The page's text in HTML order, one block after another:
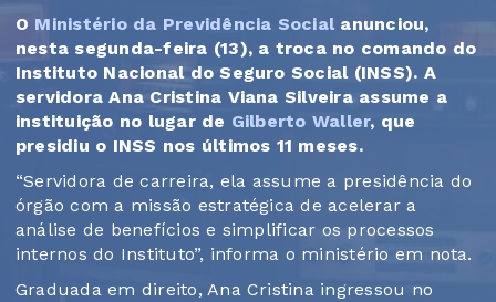
O Ministério da Previdência Social anunciou,
nesta segunda-feira (13), a troca no comando do
Instituto Nacional do Seguro Social (INSS). A
servidora Ana Cristina Viana Silveira assume a
instituição no lugar de Gilberto Waller, que
presidiu o INSS nos últimos 11 meses.
“Servidora de carreira, ela assume a presidência do
órgão com a missão estratégica de acelerar a
análise de benefícios e simplificar os processos
internos do Instituto”, informa o ministério em nota.
Graduada em direito, Ana Cristina ingressou no